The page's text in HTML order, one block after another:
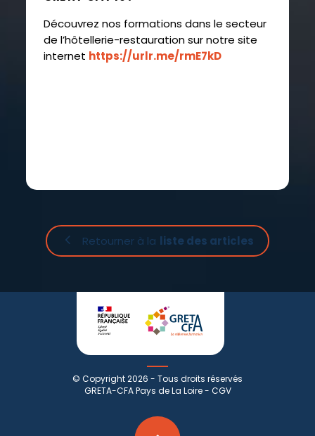
Découvrez nos formations dans le secteur
de l’hôtellerie-restauration sur notre site
internet https://urlr.me/rmE7kD
Retourner à la liste des articles
© Copyright 2026 - Tous droits réservés
GRETA-CFA Pays de La Loire - CGV